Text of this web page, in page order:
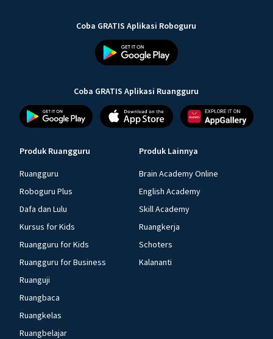
Coba GRATIS Aplikasi Roboguru
Coba GRATIS Aplikasi Ruangguru
Produk Ruangguru
Ruangguru
Roboguru Plus
Dafa dan Lulu
Kursus for Kids
Ruangguru for Kids
Ruangguru for Business
Ruanguji
Ruangbaca
Ruangkelas
Ruangbelajar
Produk Lainnya
Brain Academy Online
English Academy
Skill Academy
Ruangkerja
Schoters
Kalananti